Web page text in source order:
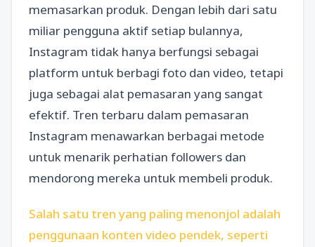
memasarkan produk. Dengan lebih dari satu
miliar pengguna aktif setiap bulannya,
Instagram tidak hanya berfungsi sebagai
platform untuk berbagi foto dan video, tetapi
juga sebagai alat pemasaran yang sangat
efektif. Tren terbaru dalam pemasaran
Instagram menawarkan berbagai metode
untuk menarik perhatian followers dan
mendorong mereka untuk membeli produk.
Salah satu tren yang paling menonjol adalah
penggunaan konten video pendek, seperti